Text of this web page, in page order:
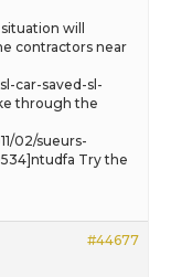
will
contractors near
car-saved-sl-
through the
02/sueurs-
Try the
#44677